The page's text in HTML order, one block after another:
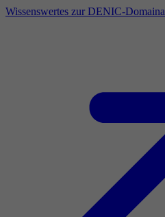
Wissenswertes zur DENIC-